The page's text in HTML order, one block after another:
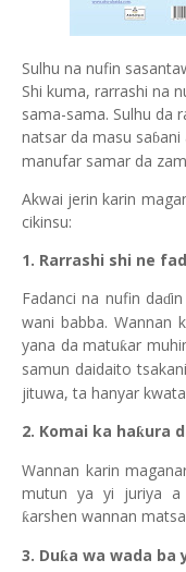
Sulhu na nufin
Shi kuma, rarrashi na
sama-sama. Sulhu da
natsar da masu saɓani
manufar samar da
Akwai jerin karin
cikinsu:
1. Rarrashi shi ne
Fadanci na nufin daɗ
wani babba. Wannan
yana da matuƙar
samun daidaito
jituwa, ta hanyar
2. Komai ka haƙura
Wannan karin
mutun ya yi juriya a
ƙarshen wannan
3. Duƙa wa wada ba